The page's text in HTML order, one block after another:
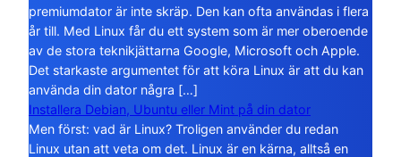
premiumdator är inte skräp. Den kan ofta användas i flera
år till. Med Linux får du ett system som är mer oberoende
av de stora teknikjättarna Google, Microsoft och Apple.
Det starkaste argumentet för att köra Linux är att du kan
använda din dator några […]
Installera Debian, Ubuntu eller Mint på din dator
Men först: vad är Linux? Troligen använder du redan
Linux utan att veta om det. Linux är en kärna, alltså en